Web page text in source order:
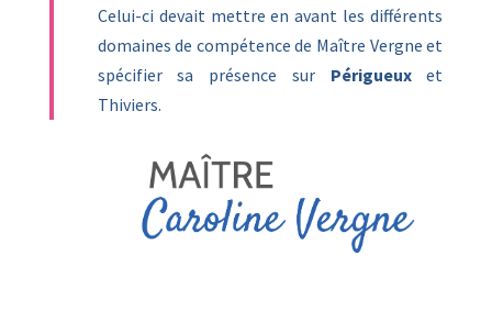
Celui-ci devait mettre en avant les différents
domaines de compétence de Maître Vergne et
spécifier sa présence sur Périgueuxet
Thiviers.